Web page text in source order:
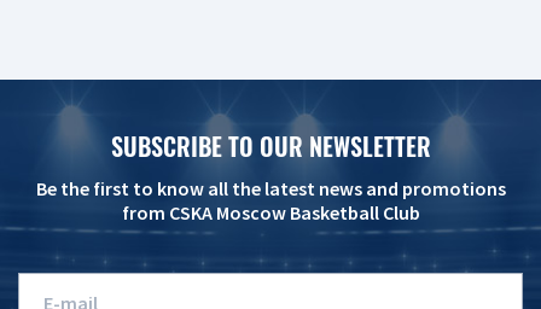
SUBSCRIBE TO OUR NEWSLETTER
Be the first to know all the latest news and promotions
from CSKA Moscow Basketball Club